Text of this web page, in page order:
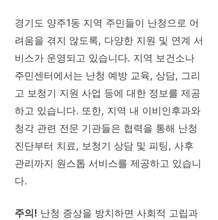
경기도 양주1동 지역 주민들이 난청으로 어
려움을 겪지 않도록, 다양한 지원 및 연계 서
비스가 운영되고 있습니다. 지역 보건소나
주민센터에서는 난청 예방 교육, 상담, 그리
고 보청기 지원 사업 등에 대한 정보를 제공
하고 있습니다. 또한, 지역 내 이비인후과와
청각 관련 전문 기관들은 협력을 통해 난청
진단부터 치료, 보청기 상담 및 피팅, 사후
관리까지 원스톱 서비스를 제공하고 있습니
다.
주의! 난청 증상을 방치하면 사회적 고립과